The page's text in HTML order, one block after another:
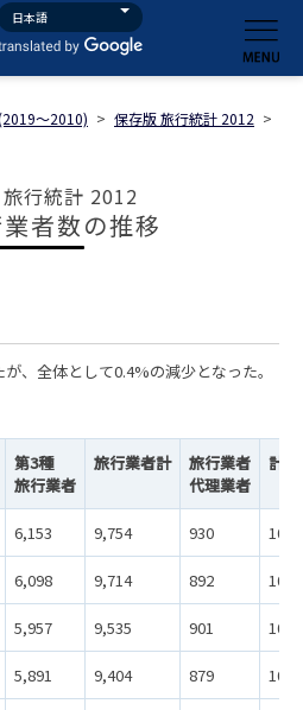
～2010) > 保存版 旅行統計 2012 >
行統計 2012
者数の推移
、全体として0.4%の減少となった。
第3種
旅行業者
旅行業者計
旅行業者
代理業者
計
6,153 9,754 930
6,098 9,714 892
5,957 9,535 901
5,891 9,404 879